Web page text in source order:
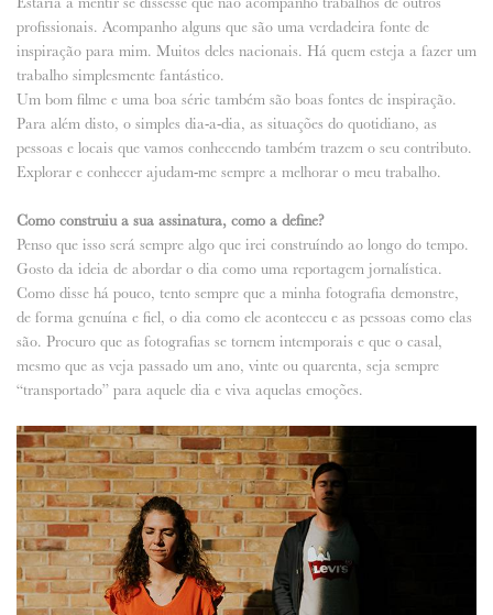
profissionais. Acompanho alguns que são uma verdadeira fonte de
inspiração para mim. Muitos deles nacionais. Há quem esteja a fazer um
trabalho simplesmente fantástico.
Um bom filme e uma boa série também são boas fontes de inspiração.
Para além disto, o simples dia-a-dia, as situações do quotidiano, as
pessoas e locais que vamos conhecendo também trazem o seu contributo.
Explorar e conhecer ajudam-me sempre a melhorar o meu trabalho.
Como construiu a sua assinatura, como a define?
Penso que isso será sempre algo que irei construíndo ao longo do tempo.
Gosto da ideia de abordar o dia como uma reportagem jornalística.
Como disse há pouco, tento sempre que a minha fotografia demonstre,
de forma genuína e fiel, o dia como ele aconteceu e as pessoas como elas
são. Procuro que as fotografias se tornem intemporais e que o casal,
mesmo que as veja passado um ano, vinte ou quarenta, seja sempre
“transportado” para aquele dia e viva aquelas emoções.